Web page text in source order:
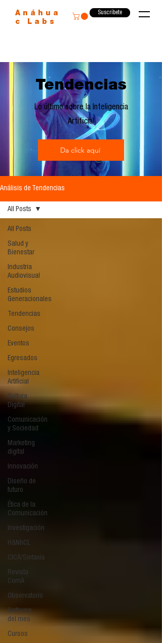
Anáhua
c Labs
Suscríbete
Tendencias
Lo último sobre la Inteligencia
Artificial
Da click aquí
Análisis de Tendencias
All Posts
Salud y
Bienestar
Industria
Audiovisual
Estudios
Generacionales
Tendencias
Consejos
Eventos
Egresados
Inteligencia
Artificial
Cultura
Digital
Comunicación
y Sociedad
Marketing
digital
Innovación
Diseño de
futuro
Ética de la
Comunicación
Investigación
H&NhCL
CICA/Sintaxis
Revista
ComA
Observatorio
Software
del mes
Cursos
All Posts